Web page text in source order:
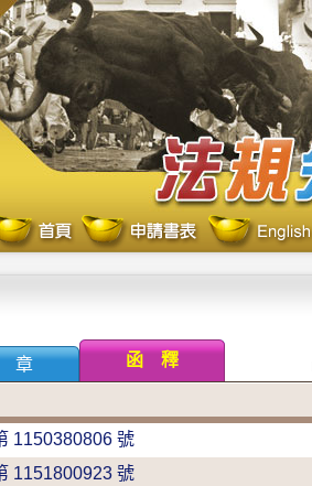
章 函 釋
1150380806 號
1151800923 號